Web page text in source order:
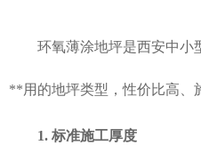
环氧薄涂地坪是西安中小
**用的地坪类型，性价比高、
1. 标准施工厚度